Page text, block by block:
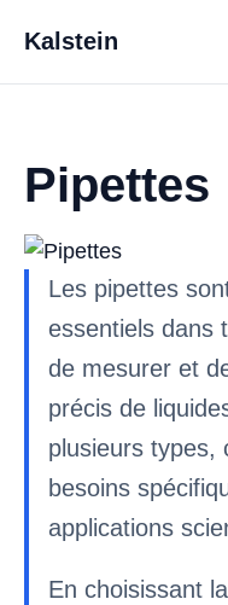
Kalstein
Pipettes
Les pipettes
essentiels dans
de mesurer et
précis de
plusieurs types,
besoins
applications
En choisissant